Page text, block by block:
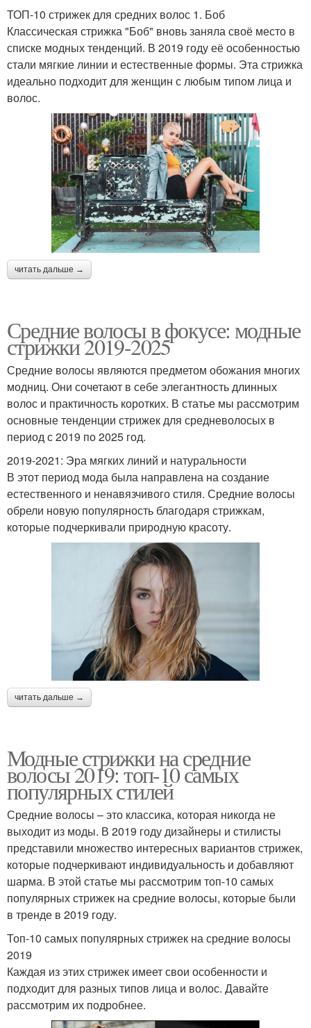
ТОП-10 стрижек для средних волос 1. Боб
Классическая стрижка "Боб" вновь заняла своё место в
списке модных тенденций. В 2019 году её особенностью
стали мягкие линии и естественные формы. Эта стрижка
идеально подходит для женщин с любым типом лица и
волос.
читать дальше →
Средние волосы в фокусе: модные
стрижки 2019-2025
Средние волосы являются предметом обожания многих
модниц. Они сочетают в себе элегантность длинных
волос и практичность коротких. В статье мы рассмотрим
основные тенденции стрижек для средневолосых в
период с 2019 по 2025 год.
2019-2021: Эра мягких линий и натуральности
В этот период мода была направлена на создание
естественного и ненавязчивого стиля. Средние волосы
обрели новую популярность благодаря стрижкам,
которые подчеркивали природную красоту.
читать дальше →
Модные стрижки на средние
волосы 2019: топ-10 самых
популярных стилей
Средние волосы – это классика, которая никогда не
выходит из моды. В 2019 году дизайнеры и стилисты
представили множество интересных вариантов стрижек,
которые подчеркивают индивидуальность и добавляют
шарма. В этой статье мы рассмотрим топ-10 самых
популярных стрижек на средние волосы, которые были
в тренде в 2019 году.
Топ-10 самых популярных стрижек на средние волосы
2019
Каждая из этих стрижек имеет свои особенности и
подходит для разных типов лица и волос. Давайте
рассмотрим их подробнее.